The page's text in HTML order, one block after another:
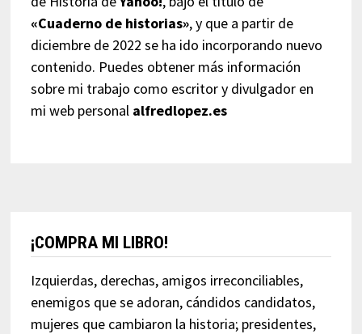
«Cuaderno de historias», y que a partir de
diciembre de 2022 se ha ido incorporando nuevo
contenido. Puedes obtener más información
sobre mi trabajo como escritor y divulgador en
mi web personal alfredlopez.es
¡COMPRA MI LIBRO!
Izquierdas, derechas, amigos irreconciliables,
enemigos que se adoran, cándidos candidatos,
mujeres que cambiaron la historia; presidentes,